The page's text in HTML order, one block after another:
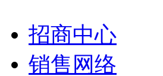
招商中心
销售网络